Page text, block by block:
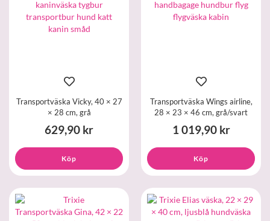
Transportväska Vicky, 40 × 27
× 28 cm, grå
629,90 kr
Köp
Transportväska Wings airline,
28 × 23 × 46 cm, grå/svart
1 019,90 kr
Köp